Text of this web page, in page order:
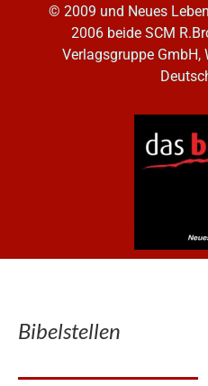
© 2009 und Neues
2006 beide SCM
Verlagsgruppe
Bibelstellen